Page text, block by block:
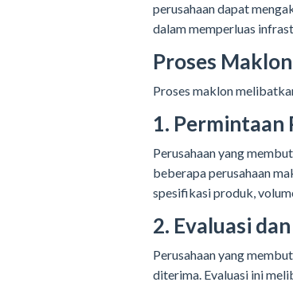
perusahaan dapat
dalam memperluas
Proses Maklon
Proses maklon
1. Permintaan
Perusahaan yang
beberapa perusahaan
spesifikasi produk,
2. Evaluasi
Perusahaan yang
diterima. Evaluasi ini